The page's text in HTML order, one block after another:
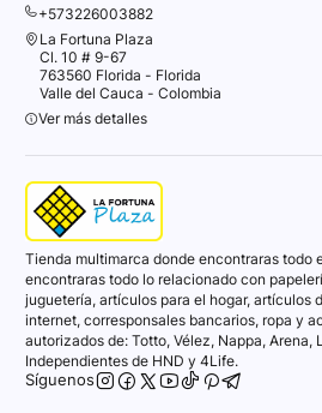
+573226003882
La Fortuna Plaza
Cl. 10 # 9-67
763560 Florida - Florida
Valle del Cauca - Colombia
Ver más detalles
Tienda multimarca donde encontraras todo
encontraras todo lo relacionado con
juguetería, artículos para el hogar, artículos
internet, corresponsales bancarios, ropa y
autorizados de: Totto, Vélez, Nappa, Arena,
Independientes de HND y 4Life.
Síguenos